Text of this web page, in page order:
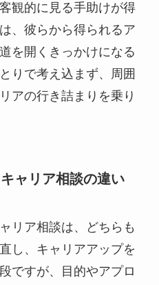
観的に見る手助けが得
、彼らから得られるア
を開くきっかけになる
りで考え込まず、周囲
アの行き詰まりを乗り
ャリア相談の違い
リア相談は、どちらも
し、キャリアアップを
ですが、目的やアプロ